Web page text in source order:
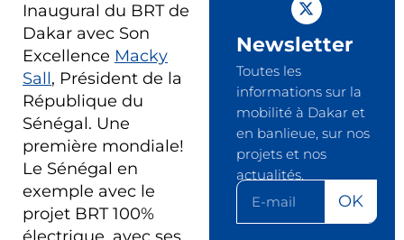
Inaugural du BRT de
Dakar avec Son
Excellence Macky
Sall, Président de la
République du
Sénégal. Une
première mondiale!
Le Sénégal en
exemple avec le
projet BRT 100%
Newsletter
Toutes les
informations sur la
mobilité à Dakar et
en banlieue, sur nos
projets et nos
actualités.
OK